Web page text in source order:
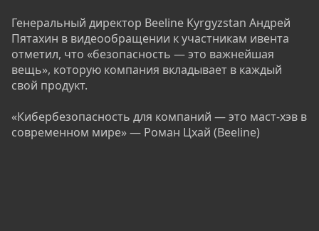
Генеральный директор Beeline Kyrgyzstan Андрей
Пятахин в видеообращении к участникам ивента
отметил, что «безопасность — это важнейшая
вещь», которую компания вкладывает в каждый
свой продукт.
«Кибербезопасность для компаний — это маст-хэв в
современном мире» — Роман Цхай (Beeline)